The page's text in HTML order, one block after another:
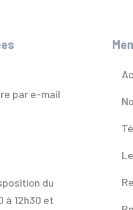
par e-mail
du
à 12h30 et